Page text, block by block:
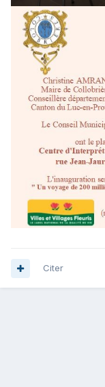
Citer